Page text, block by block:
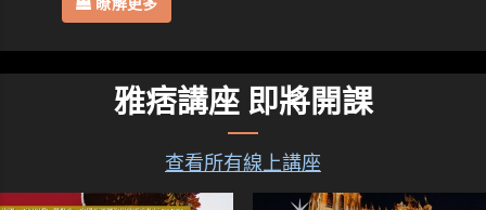
瞭解更多
雅痞講座 即將開課
查看所有線上講座